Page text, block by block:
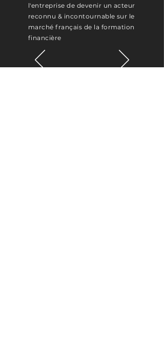
l'entreprise de devenir un acteur
reconnu & incontournable sur le
marché français de la formation
financière